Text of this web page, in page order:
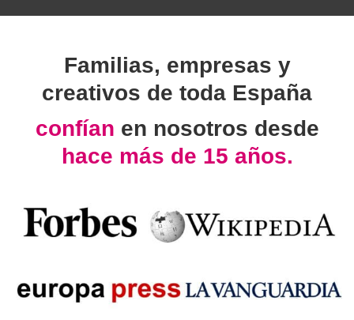
Familias, empresas y
creativos de toda España
confían en nosotros desde
hace más de 15 años.